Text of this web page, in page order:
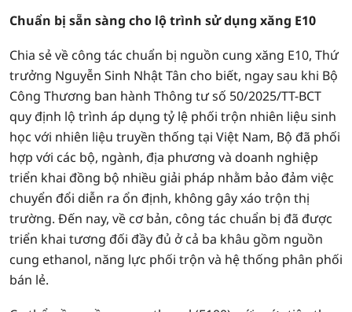
Chuẩn bị sẵn sàng cho lộ trình sử dụng xăng E10
Chia sẻ về công tác chuẩn bị nguồn cung xăng E10, Thứ
trưởng Nguyễn Sinh Nhật Tân cho biết, ngay sau khi Bộ
Công Thương ban hành Thông tư số 50/2025/TT-BCT
quy định lộ trình áp dụng tỷ lệ phối trộn nhiên liệu sinh
học với nhiên liệu truyền thống tại Việt Nam, Bộ đã phối
hợp với các bộ, ngành, địa phương và doanh nghiệp
triển khai đồng bộ nhiều giải pháp nhằm bảo đảm việc
chuyển đổi diễn ra ổn định, không gây xáo trộn thị
trường. Đến nay, về cơ bản, công tác chuẩn bị đã được
triển khai tương đối đầy đủ ở cả ba khâu gồm nguồn
cung ethanol, năng lực phối trộn và hệ thống phân phối
bán lẻ.